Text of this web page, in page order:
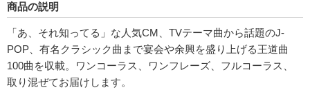
商品の説明
「あ、それ知ってる」な人気CM、TVテーマ曲から話題のJ-
POP、有名クラシック曲まで宴会や余興を盛り上げる王道曲
100曲を収載。ワンコーラス、ワンフレーズ、フルコーラス、
取り混ぜてお届けします。